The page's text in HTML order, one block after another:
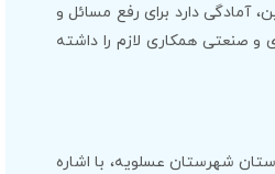
آمادگی دارد برای رفع مسائل و
صنعتی همکاری لازم را داشته
شهرستان عسلویه، با اشاره